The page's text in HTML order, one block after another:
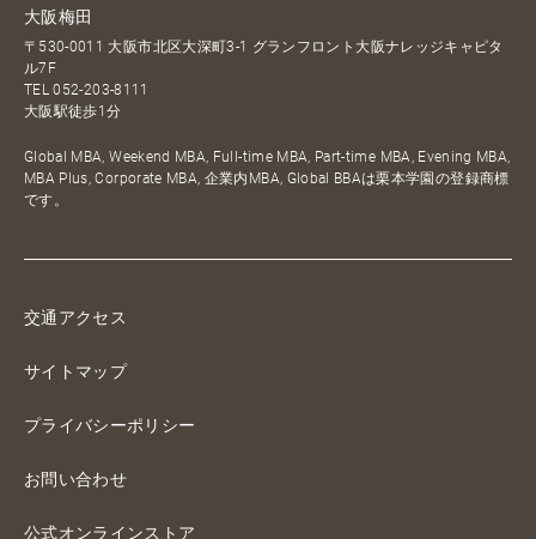
大阪梅田
〒530-0011 大阪市北区大深町3-1 グランフロント大阪ナレッジキャピタ
ル7F
TEL052-203-8111
大阪駅徒歩1分
Global MBA, Weekend MBA, Full-time MBA, Part-time MBA, Evening MBA,
MBA Plus, Corporate MBA, 企業内MBA, Global BBAは栗本学園の登録商標
です。
交通アクセス
サイトマップ
プライバシーポリシー
お問い合わせ
公式オンラインストア